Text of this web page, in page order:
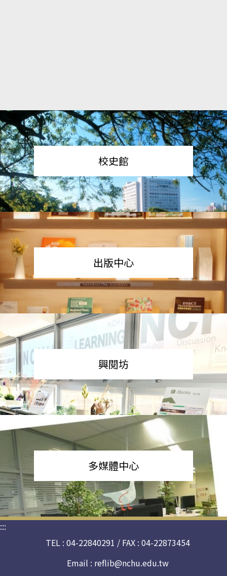
校史館
出版中心
興閱坊
多媒體中心
:::
TEL : 04-22840291 / FAX : 04-22873454
Email : reflib@nchu.edu.tw